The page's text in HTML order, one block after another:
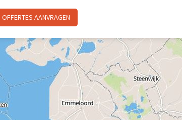
OFFERTES AANVRAGEN